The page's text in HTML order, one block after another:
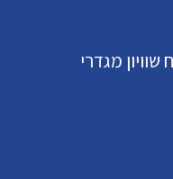
שוויון מגדרי